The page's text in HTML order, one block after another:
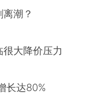
潮？
大降价压力
长达80%